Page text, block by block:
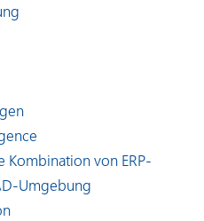
Kombination von ERP-
Umgebung